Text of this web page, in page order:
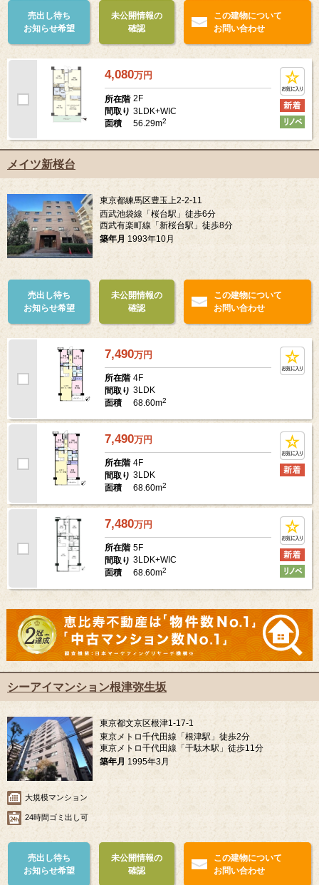
売出し待ち
お知らせ希望
未公開情報の
確認
この建物について
お問い合わせ
4,080万円
所在階 2F
間取り 3LDK+WIC
面積
56.29m2
メイツ新桜台
東京都練馬区豊玉上2-2-11
西武池袋線「桜台駅」徒歩6分
西武有楽町線「新桜台駅」徒歩8分
築年月 1993年10月
売出し待ち
お知らせ希望
未公開情報の
確認
この建物について
お問い合わせ
7,490万円
所在階 4F
間取り 3LDK
面積
68.60m2
7,490万円
所在階 4F
間取り 3LDK
面積
68.60m2
7,480万円
所在階 5F
間取り 3LDK+WIC
面積
68.60m2
シーアイマンション根津弥生坂
東京都文京区根津1-17-1
東京メトロ千代田線「根津駅」徒歩2分
東京メトロ千代田線「千駄木駅」徒歩11分
築年月 1995年3月
大規模マンション
24時間ゴミ出し可
売出し待ち
お知らせ希望
未公開情報の
確認
この建物について
お問い合わせ